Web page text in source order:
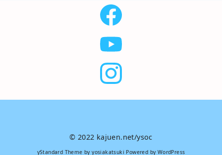
© 2022 kajuen.net/ysoc
yStandard Theme byyosiakatsuki Powered by WordPress